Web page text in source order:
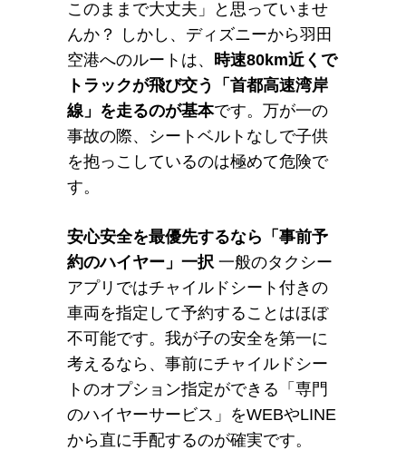
このままで大丈夫」と思っていませ
んか？ しかし、ディズニーから羽田
空港へのルートは、
時速80km近くで
トラックが飛び交う「首都高速湾岸
線」を走るのが基本です。万が一の
事故の際、シートベルトなしで子供
を抱っこしているのは極めて危険で
す。
安心安全を最優先するなら「事前予
約のハイヤー」一択 一般のタクシー
アプリではチャイルドシート付きの
車両を指定して予約することはほぼ
不可能です。我が子の安全を第一に
考えるなら、事前にチャイルドシー
トのオプション指定ができる「専門
のハイヤーサービス」をWEBやLINE
から直に手配するのが確実です。